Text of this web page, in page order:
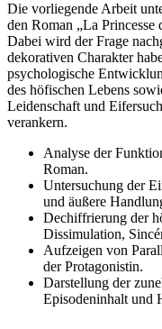
Die vorliegende Arbeit
den Roman „La Princesse
Dabei wird der Frage
dekorativen Charakter
psychologische
des höfischen Lebens
Leidenschaft und
verankern.
Analyse der
Roman.
Untersuchung der
und äußere
Dechiffrierung der
Dissimulation,
Aufzeigen von
der Protagonistin.
Darstellung der
Episodeninhalt und